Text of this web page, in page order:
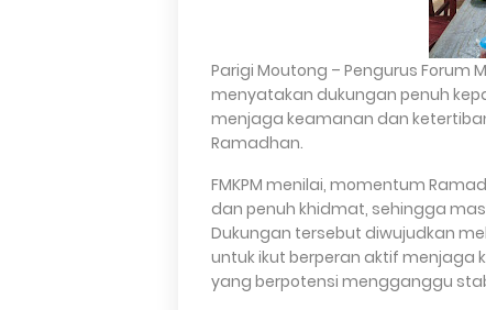
Parigi Moutong – Pengurus Forum
menyatakan dukungan penuh
menjaga keamanan dan
Ramadhan.
FMKPM menilai, momentum
dan penuh khidmat, sehingga
Dukungan tersebut diwujudkan
untuk ikut berperan aktif menjaga
yang berpotensi mengganggu